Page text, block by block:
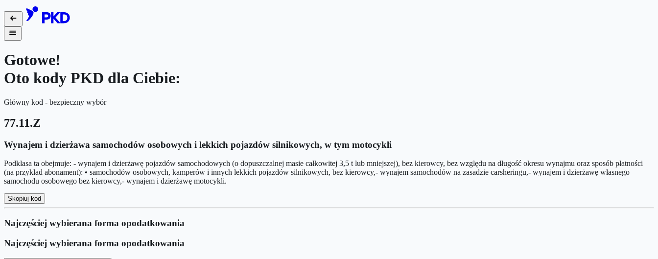
Gotowe!
Oto kody PKD dla Ciebie:
Główny kod - bezpieczny wybór
77.11.Z
Wynajem i dzierżawa samochodów osobowych i lekkich pojazdów silnikowych, w tym motocykli
Podklasa ta obejmuje: - wynajem i dzierżawę pojazdów samochodowych (o dopuszczalnej masie całkowitej 3,5 t lub mniejszej), bez kierowcy, bez względu na długość okresu wynajmu oraz sposób płatności
(na przykład abonament): • samochodów osobowych, kamperów i innych lekkich pojazdów silnikowych, bez kierowcy,- wynajem samochodów na zasadzie carsheringu,- wynajem i dzierżawę własnego
samochodu osobowego bez kierowcy,- wynajem i dzierżawę motocykli.
Skopiuj kod
Najczęściej wybierana forma opodatkowania
Najczęściej wybierana forma opodatkowania